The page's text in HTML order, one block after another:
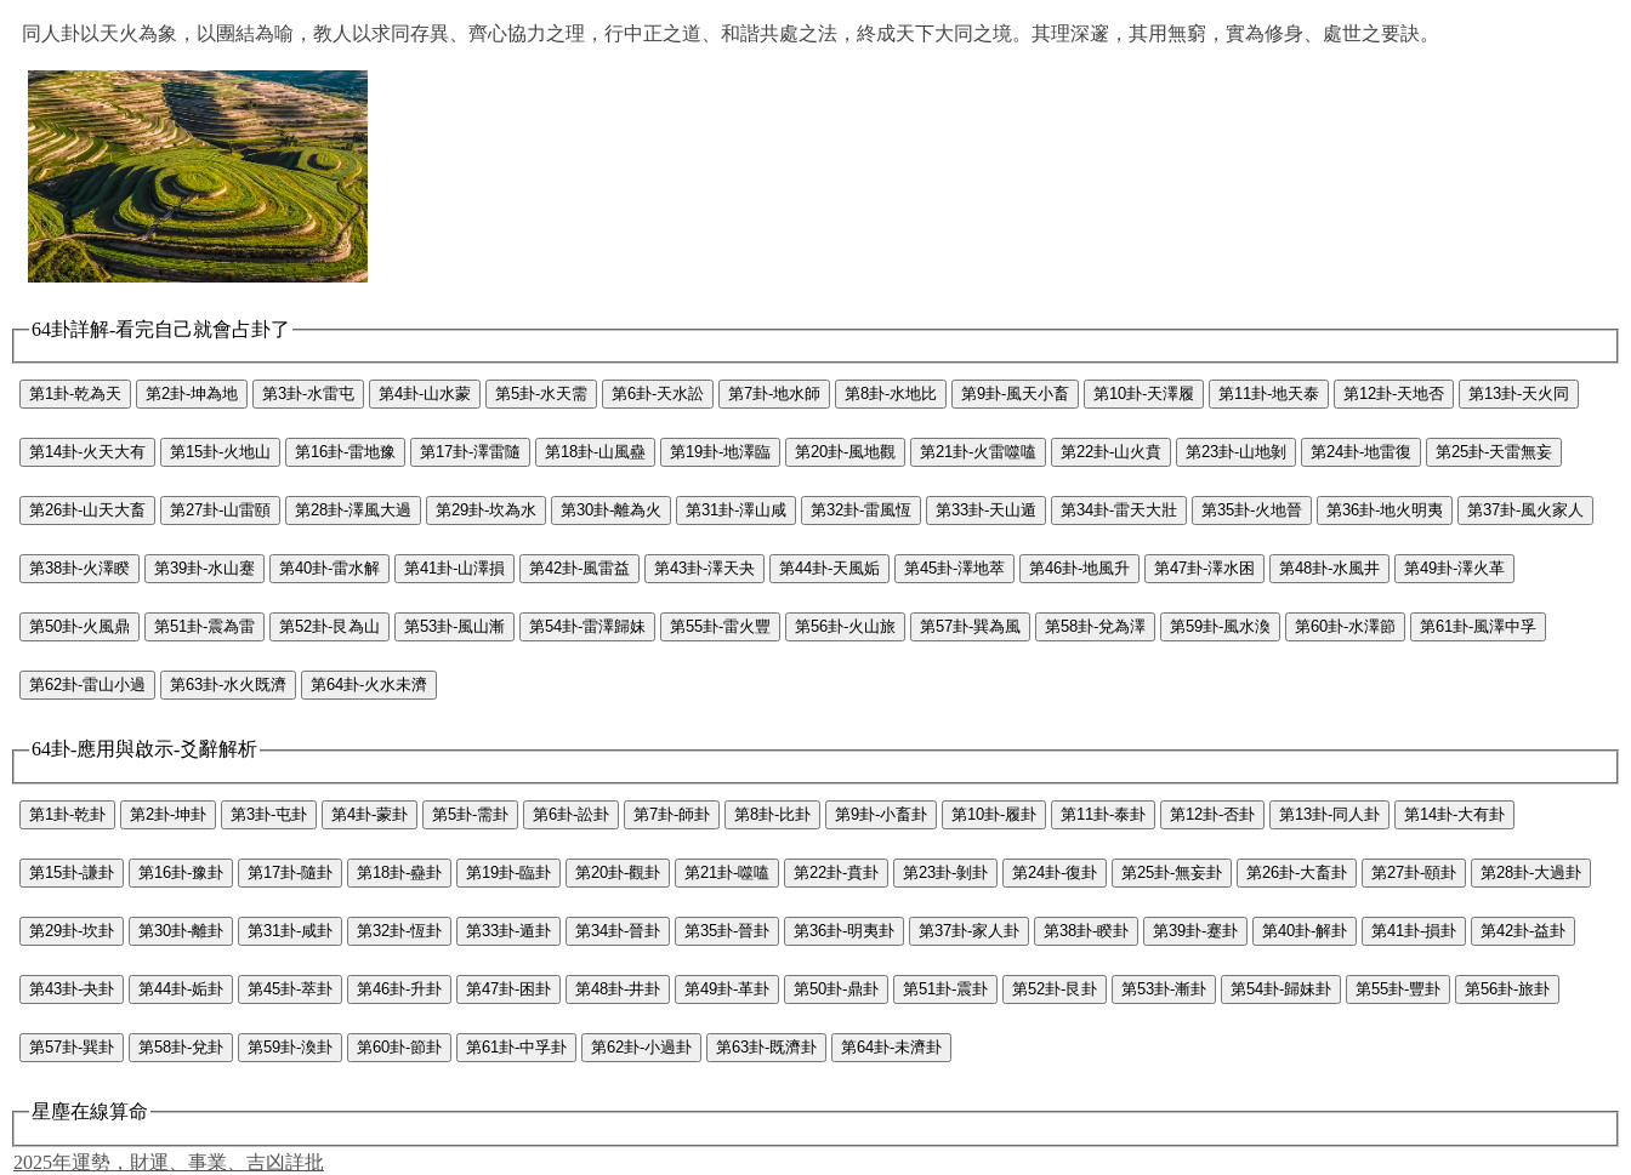
同人卦以天火為象，以團結為喻，教人以求同存異、齊心協力之理，行中正之道、和諧共處之法，終成天下大同之境。其理深邃，其用無窮，實為修身、處世之要訣。
64卦詳解-看完自己就會占卦了
第1卦-乾為天 第2卦-坤為地 第3卦-水雷屯 第4卦-山水蒙 第5卦-水天需 第6卦-天水訟 第7卦-地水師 第8卦-水地比 第9卦-風天小畜 第10卦-天澤履 第11卦-地天泰 第12卦-天地否 第13卦-天火同
第14卦-火天大有 第15卦-火地山 第16卦-雷地豫 第17卦-澤雷隨 第18卦-山風蠱 第19卦-地澤臨 第20卦-風地觀 第21卦-火雷噬嗑 第22卦-山火賁 第23卦-山地剝 第24卦-地雷復 第25卦-天雷無妄
第26卦-山天大畜 第27卦-山雷頤 第28卦-澤風大過 第29卦-坎為水 第30卦-離為火 第31卦-澤山咸 第32卦-雷風恆 第33卦-天山遁 第34卦-雷天大壯 第35卦-火地晉 第36卦-地火明夷 第37卦-風火家人
第38卦-火澤睽 第39卦-水山蹇 第40卦-雷水解 第41卦-山澤損 第42卦-風雷益 第43卦-澤天夬 第44卦-天風姤 第45卦-澤地萃 第46卦-地風升 第47卦-澤水困 第48卦-水風井 第49卦-澤火革
第50卦-火風鼎 第51卦-震為雷 第52卦-艮為山 第53卦-風山漸 第54卦-雷澤歸妹 第55卦-雷火豐 第56卦-火山旅 第57卦-巽為風 第58卦-兌為澤 第59卦-風水渙 第60卦-水澤節 第61卦-風澤中孚
第62卦-雷山小過 第63卦-水火既濟 第64卦-火水未濟
64卦-應用與啟示-爻辭解析
第1卦-乾卦 第2卦-坤卦 第3卦-屯卦 第4卦-蒙卦 第5卦-需卦 第6卦-訟卦 第7卦-師卦 第8卦-比卦 第9卦-小畜卦 第10卦-履卦 第11卦-泰卦 第12卦-否卦 第13卦-同人卦 第14卦-大有卦
第15卦-謙卦 第16卦-豫卦 第17卦-隨卦 第18卦-蠱卦 第19卦-臨卦 第20卦-觀卦 第21卦-噬嗑 第22卦-賁卦 第23卦-剝卦 第24卦-復卦 第25卦-無妄卦 第26卦-大畜卦 第27卦-頤卦 第28卦-大過卦
第29卦-坎卦 第30卦-離卦 第31卦-咸卦 第32卦-恆卦 第33卦-遁卦 第34卦-晉卦 第35卦-晉卦 第36卦-明夷卦 第37卦-家人卦 第38卦-睽卦 第39卦-蹇卦 第40卦-解卦 第41卦-損卦 第42卦-益卦
第43卦-夬卦 第44卦-姤卦 第45卦-萃卦 第46卦-升卦 第47卦-困卦 第48卦-井卦 第49卦-革卦 第50卦-鼎卦 第51卦-震卦 第52卦-艮卦 第53卦-漸卦 第54卦-歸妹卦 第55卦-豐卦 第56卦-旅卦
第57卦-巽卦 第58卦-兌卦 第59卦-渙卦 第60卦-節卦 第61卦-中孚卦 第62卦-小過卦 第63卦-既濟卦 第64卦-未濟卦
星塵在線算命
2025年運勢，財運、事業、吉凶詳批